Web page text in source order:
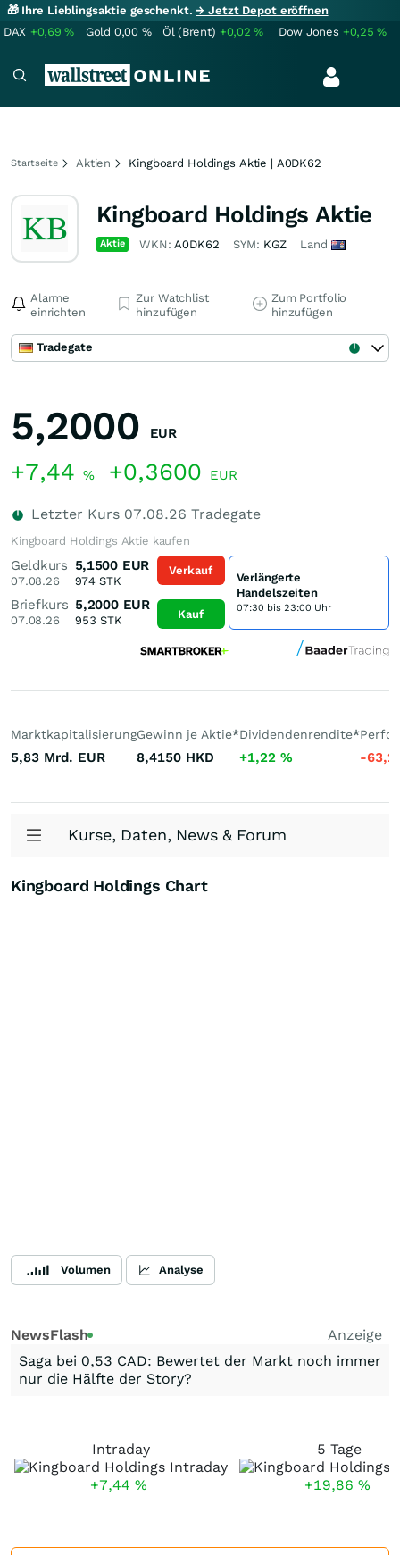
🎁 Ihre Lieblingsaktie geschenkt.→ Jetzt Depot eröffnen
DAX +0,69% Gold 0,00 % Öl (Brent) +0,02% Dow Jones +0,25%
Startseite Aktien Kingboard Holdings Aktie | A0DK62
Kingboard Holdings Aktie
Aktie WKN:A0DK62 SYM: KGZ Land
Alarme
einrichten
Zur Watchlist
hinzufügen
Zum Portfolio
hinzufügen
Tradegate
5,2000 EUR
+7,44 % +0,3600 EUR
Letzter Kurs 07.08.26 Tradegate
Kingboard Holdings Aktie kaufen
Geldkurs
07.08.26
5,1500 EUR
974 STK
Briefkurs
07.08.26
5,2000 EUR
953 STK
Verkauf
Kauf
Verlängerte
Handelszeiten
07:30 bis 23:00 Uhr
Marktkapitalisierung
5,83 Mrd. EUR
Gewinn je Aktie*
8,4150 HKD
Dividendenrendite*
+1,22 % -
Kurse, Daten, News & Forum
Kingboard Holdings Chart
Volumen Analyse
NewsFlash
Anzeige
Saga bei 0,53 CAD: Bewertet der Markt noch immer
nur die Hälfte der Story?
Intraday
+7,44 %
5 Tage
+19,86 %